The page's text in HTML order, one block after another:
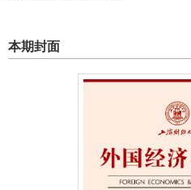
本期封面